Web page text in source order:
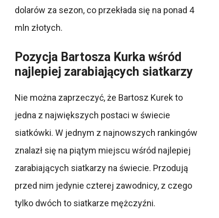
dolarów za sezon, co przekłada się na ponad 4
mln złotych.
Pozycja Bartosza Kurka wśród
najlepiej zarabiających siatkarzy
Nie można zaprzeczyć, że Bartosz Kurek to
jedna z największych postaci w świecie
siatkówki. W jednym z najnowszych rankingów
znalazł się na piątym miejscu wśród najlepiej
zarabiających siatkarzy na świecie. Przodują
przed nim jedynie czterej zawodnicy, z czego
tylko dwóch to siatkarze mężczyźni.